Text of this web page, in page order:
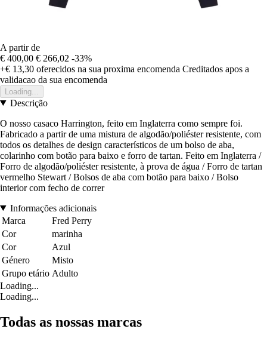
A partir de
€ 400,00 € 266,02 -33%
+€ 13,30 oferecidos na sua proxima encomenda Creditados apos a
validacao da sua encomenda
Loading...
Descrição
O nosso casaco Harrington, feito em Inglaterra como sempre foi.
Fabricado a partir de uma mistura de algodão/poliéster resistente, com
todos os detalhes de design característicos de um bolso de aba,
colarinho com botão para baixo e forro de tartan. Feito em Inglaterra /
Forro de algodão/poliéster resistente, à prova de água / Forro de tartan
vermelho Stewart / Bolsos de aba com botão para baixo / Bolso
interior com fecho de correr
Informações adicionais
Marca
Fred Perry
Cor
marinha
Cor
Azul
Género
Misto
Grupo etário Adulto
Loading...
Loading...
Todas as nossas marcas